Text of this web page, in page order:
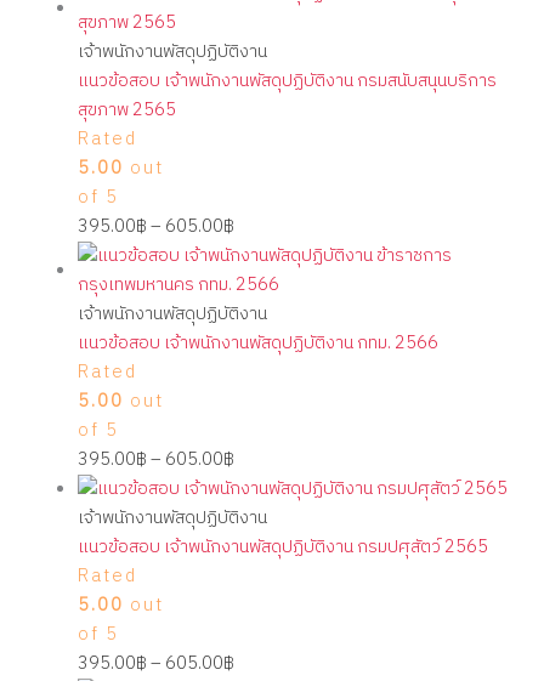
เจ้าพนักงานพัสดุปฏิบัติงาน
แนวข้อสอบ เจ้าพนักงานพัสดุปฏิบัติงาน กรมสนับสนุนบริการ
สุขภาพ 2565
Rated
5.00 out
of 5
395.00฿– 605.00฿
เจ้าพนักงานพัสดุปฏิบัติงาน
แนวข้อสอบ เจ้าพนักงานพัสดุปฏิบัติงาน กทม. 2566
Rated
5.00 out
of 5
395.00฿– 605.00฿
เจ้าพนักงานพัสดุปฏิบัติงาน
แนวข้อสอบ เจ้าพนักงานพัสดุปฏิบัติงาน กรมปศุสัตว์ 2565
Rated
5.00 out
of 5
395.00฿– 605.00฿